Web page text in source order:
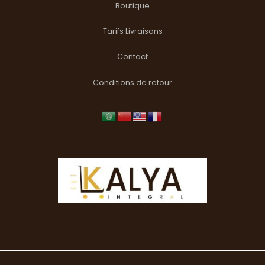
Boutique
Tarifs Livraisons
Contact
Conditions de retour